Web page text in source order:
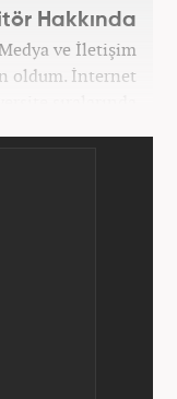
Hakkında
ve İletişim
oldum. İnternet
sıralarında
Haber7'de